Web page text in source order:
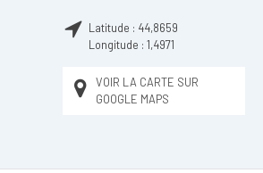
Latitude : 44,8659
Longitude : 1,4971
VOIR LA CARTE SUR
GOOGLE MAPS